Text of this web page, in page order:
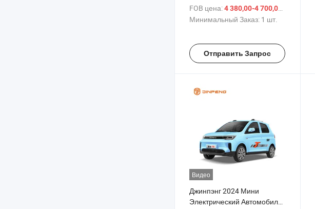
Автомобиль /
Электрический Автомобиль
FOB цена:4 380,00-4 700,00 $
Минимальный Заказ: 1 шт.
Отправить Запрос
Видео
Джинпэнг 2024 Мини
Электрический Автомобиль